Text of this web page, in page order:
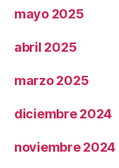
mayo 2025
abril 2025
marzo 2025
diciembre 2024
noviembre 2024